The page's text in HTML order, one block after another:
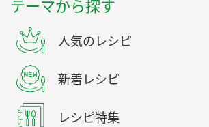
テーマから探す
人気のレシピ
新着レシピ
レシピ特集